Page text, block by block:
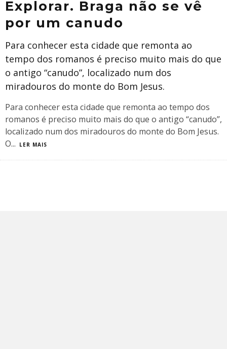
Explorar. Braga não se vê
por um canudo
Para conhecer esta cidade que remonta ao
tempo dos romanos é preciso muito mais do que
o antigo “canudo”, localizado num dos
miradouros do monte do Bom Jesus.
Para conhecer esta cidade que remonta ao tempo dos
romanos é preciso muito mais do que o antigo “canudo”,
localizado num dos miradouros do monte do Bom Jesus.
O... LER MAIS